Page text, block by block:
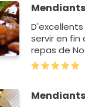
servir en fin
repas de